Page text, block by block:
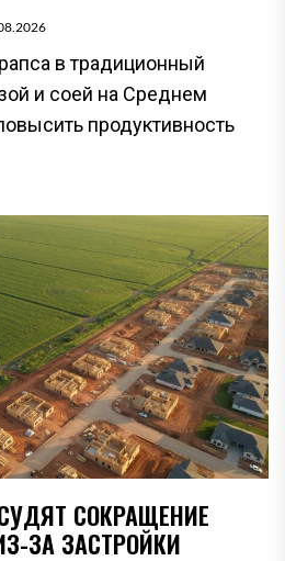
в традиционный
и соей на Среднем
продуктивность
СОКРАЩЕНИЕ
ЗА ЗАСТРОЙКИ